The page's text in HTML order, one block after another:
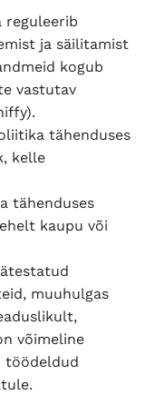
reguleerib
ja säilitamist
kogub
vastutav
tähenduses
kelle
tähenduses
kaupu või
muuhulgas
võimeline
töödeldud